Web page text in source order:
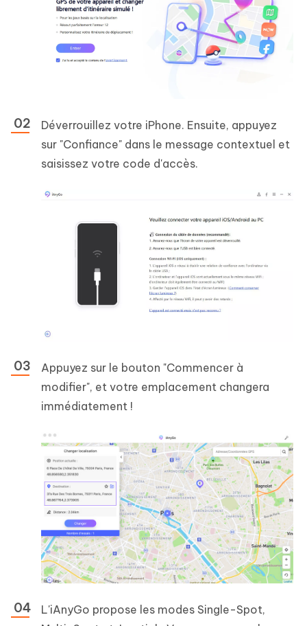
Déverrouillez votre iPhone. Ensuite, appuyez
sur "Confiance" dans le message contextuel et
saisissez votre code d'accès.
Appuyez sur le bouton "Commencer à
modifier", et votre emplacement changera
immédiatement !
L'iAnyGo propose les modes Single-Spot,